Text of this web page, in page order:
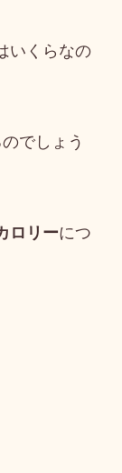
いくらなの
でしょう
ロリーにつ